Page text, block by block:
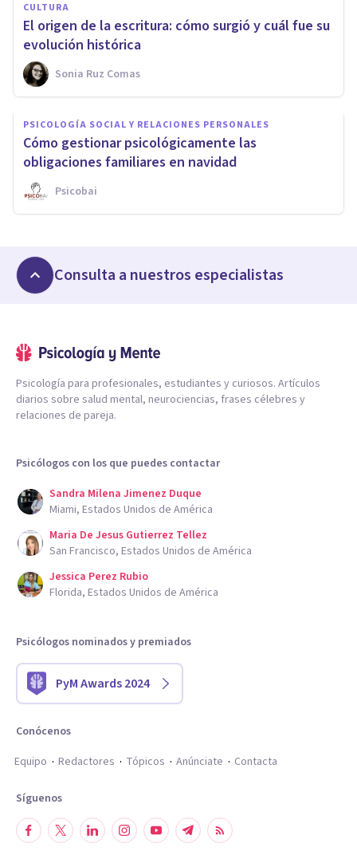
CULTURA
El origen de la escritura: cómo surgió y cuál fue su
evolución histórica
Sonia Ruz Comas
PSICOLOGÍA SOCIAL Y RELACIONES PERSONALES
Cómo gestionar psicológicamente las
obligaciones familiares en navidad
Psicobai
Consulta a nuestros especialistas
Psicología para profesionales, estudiantes y curiosos. Artículos
diarios sobre salud mental, neurociencias, frases célebres y
relaciones de pareja.
Psicólogos con los que puedes contactar
Sandra Milena Jimenez Duque
Miami, Estados Unidos de América
Maria De Jesus Gutierrez Tellez
San Francisco, Estados Unidos de América
Jessica Perez Rubio
Florida, Estados Unidos de América
Psicólogos nominados y premiados
PyM Awards 2024
Conócenos
Equipo
Redactores Tópicos Anúnciate Contacta
Síguenos